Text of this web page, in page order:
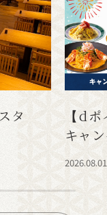
タ
【d
キャ
2026.08.01